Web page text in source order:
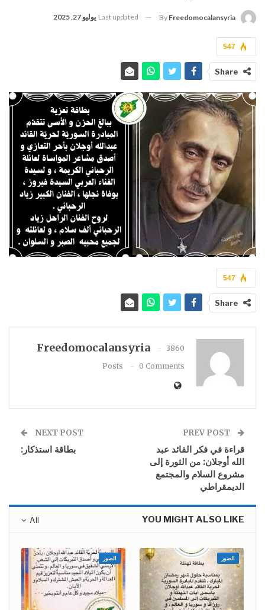
By Freedomocalansyria
Last updated يوليو 27, 2025
547
Share
547
Share
Freedomocalansyria
3860
Posts
0 Comments
قراءة في فكر القائد عبد
الله أوجلان: من الثورة إلى
مشروع السلام والمجتمع
الديمقراطي
NEXT POST
بطاقة استذكار:
All YOU MIGHT ALSO LIKE
الصور الصور